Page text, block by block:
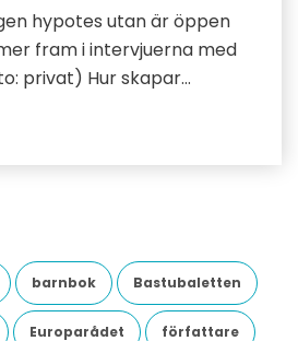
hypotes utan är öppen
fram i intervjuerna med
privat) Hur skapar…
barnbok Bastubaletten
Europarådet författare